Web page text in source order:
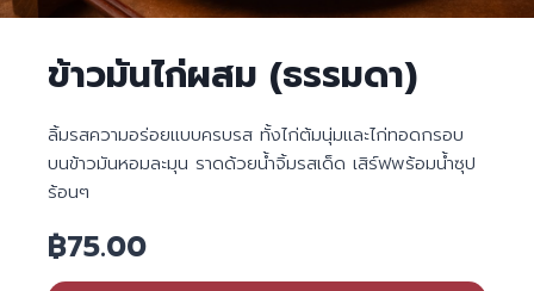
ข้าวมันไก่ผสม (ธรรมดา)
ลิ้มรสความอร่อยแบบครบรส ทั้งไก่ต้มนุ่มและไก่ทอดกรอบ
บนข้าวมันหอมละมุน ราดด้วยน้ำจิ้มรสเด็ด เสิร์ฟพร้อมน้ำซุป
ร้อนๆ
฿75.00